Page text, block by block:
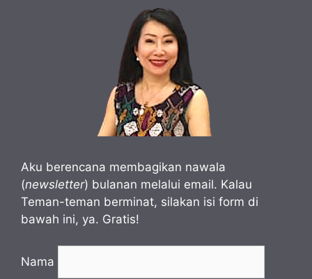
Aku berencana membagikan nawala
(newsletter) bulanan melalui email. Kalau
Teman-teman berminat, silakan isi form di
bawah ini, ya. Gratis!
Nama